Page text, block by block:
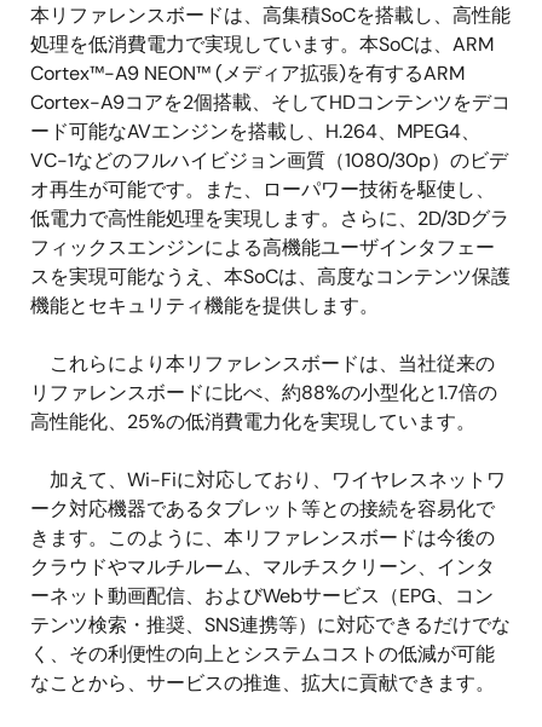
本リファレンスボードは、高集積SoCを搭載し、高性能
処理を低消費電力で実現しています。本SoCは、ARM
Cortex™-A9 NEON™ (メディア拡張)を有するARM
Cortex-A9コアを2個搭載、そしてHDコンテンツをデコ
ード可能なAVエンジンを搭載し、H.264、MPEG4、
VC-1などのフルハイビジョン画質（1080/30p）のビデ
オ再生が可能です。また、ローパワー技術を駆使し、
低電力で高性能処理を実現します。さらに、2D/3Dグラ
フィックスエンジンによる高機能ユーザインタフェー
スを実現可能なうえ、本SoCは、高度なコンテンツ保護
機能とセキュリティ機能を提供します。
これらにより本リファレンスボードは、当社従来の
リファレンスボードに比べ、約88%の小型化と1.7倍の
高性能化、25%の低消費電力化を実現しています。
加えて、Wi-Fiに対応しており、ワイヤレスネットワ
ーク対応機器であるタブレット等との接続を容易化で
きます。このように、本リファレンスボードは今後の
クラウドやマルチルーム、マルチスクリーン、インタ
ーネット動画配信、およびWebサービス（EPG、コン
テンツ検索・推奨、SNS連携等）に対応できるだけでな
く、その利便性の向上とシステムコストの低減が可能
なことから、サービスの推進、拡大に貢献できます。